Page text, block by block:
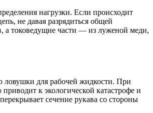
нагрузки. Если происходит
не давая разрядиться общей
а токоведущие части — из луженой меди,
ловушки для рабочей жидкости. При
к экологической катастрофе и
сечение рукава со стороны